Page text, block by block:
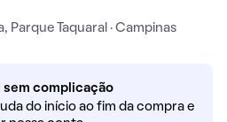
Parque Taquaral · Campinas
sem complicação
do início ao fim da compra e